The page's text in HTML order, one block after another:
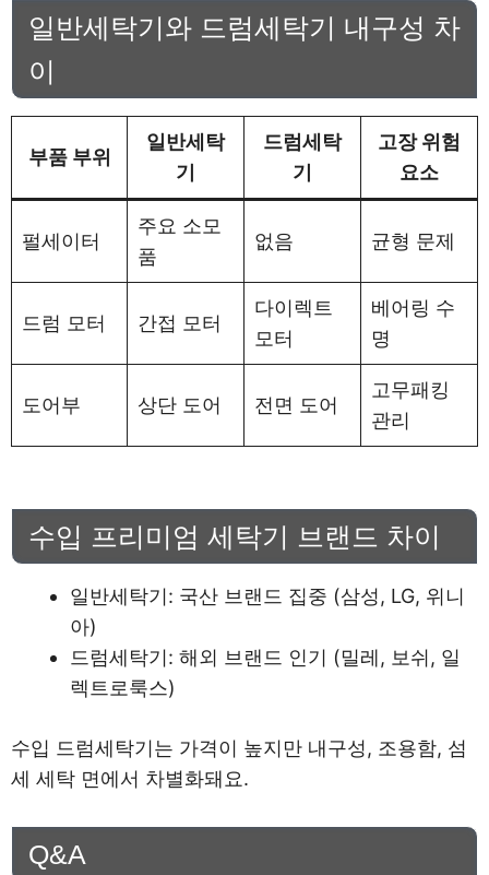
일반세탁기와 드럼세탁기 내구성 차
이
부품 부위
일반세탁
기
드럼세탁
기
고장 위험
요소
펄세이터
주요 소모
품
없음 균형 문제
드럼 모터 간접 모터
다이렉트
모터
베어링 수
명
도어부 상단 도어 전면 도어
고무패킹
관리
수입 프리미엄 세탁기 브랜드 차이
일반세탁기: 국산 브랜드 집중 (삼성, LG, 위니
아)
드럼세탁기: 해외 브랜드 인기 (밀레, 보쉬, 일
렉트로룩스)
수입 드럼세탁기는 가격이 높지만 내구성, 조용함, 섬
세 세탁 면에서 차별화돼요.
Q&A